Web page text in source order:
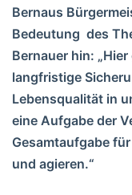
Bernaus
Bedeutung des
Bernauer hin:
langfristige
Lebensqualität in
eine Aufgabe der
Gesamtaufgabe
und agieren.“